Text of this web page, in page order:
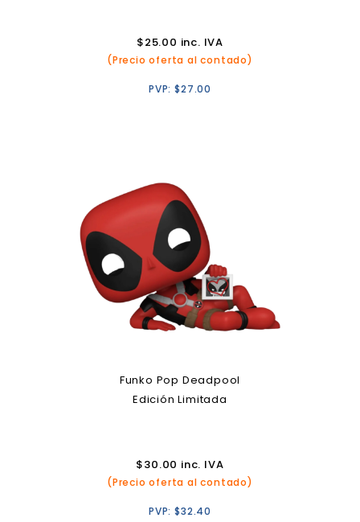
$25.00 inc. IVA
(Precio oferta al contado)
PVP:$27.00
Funko Pop Deadpool
Edición Limitada
$30.00 inc. IVA
(Precio oferta al contado)
PVP:$32.40